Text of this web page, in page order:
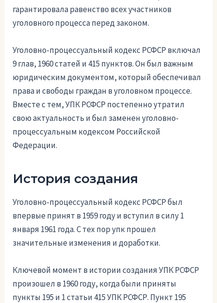
гарантировала равенство всех участников
уголовного процесса перед законом.
Уголовно-процессуальный кодекс РСФСР включал
9 глав, 1960 статей и 415 пунктов. Он был важным
юридическим документом, который обеспечивал
права и свободы граждан в уголовном процессе.
Вместе с тем, УПК РСФСР постепенно утратил
свою актуальность и был заменен уголовно-
процессуальным кодексом Российской
Федерации.
История создания
Уголовно-процессуальный кодекс РСФСР был
впервые принят в 1959 году и вступил в силу 1
января 1961 года. С тех пор упк прошел
значительные изменения и доработки.
Ключевой момент в истории создания УПК РСФСР
произошел в 1960 году, когда были приняты
пункты 195 и 1 статьи 415 УПК РСФСР. Пункт 195